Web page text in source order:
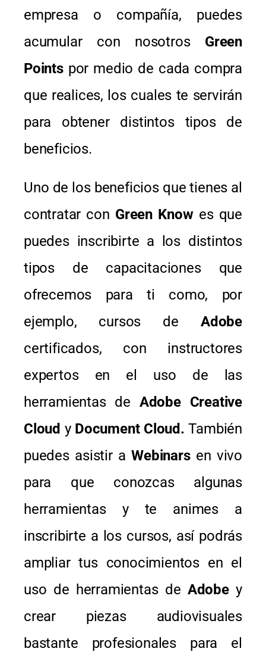
empresa o compañía, puedes
acumular con nosotros Green
Pointspor medio de cada compra
que realices, los cuales te servirán
para obtener distintos tipos de
beneficios.
Uno de los beneficios que tienes al
contratar con Green Knowes que
puedes inscribirte a los distintos
tipos de capacitaciones que
ofrecemos para ti como, por
ejemplo, cursos de Adobe
certificados, con instructores
expertos en el uso de las
herramientas de Adobe Creative
Cloud y Document Cloud. También
puedes asistir aWebinarsen vivo
para que conozcas algunas
herramientas y te animes a
inscribirte a los cursos, así podrás
ampliar tus conocimientos en el
uso de herramientas de Adobey
crear piezas audiovisuales
bastante profesionales para el